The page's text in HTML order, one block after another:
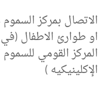
الاتصال بمركز
او طوارئ الاطفال
المركز القومي للسموم
الإكلينيكيه )